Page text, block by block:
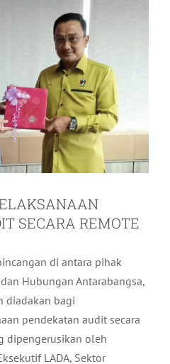
SECARA REMOTE
di antara pihak
Hubungan Antarabangsa,
diadakan bagi
pendekatan audit secara
dipengerusikan oleh
LADA, Sektor